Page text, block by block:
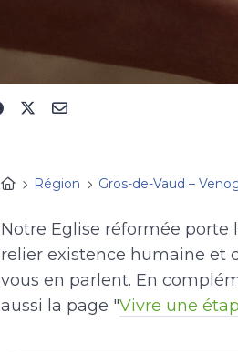
Région Gros-de-Vaud –
Notre Eglise réformée
relier existence humaine et
vous en parlent. En
aussi la page "Vivre une